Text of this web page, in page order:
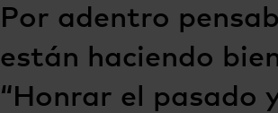
Por adentro
están haciendo
“Honrar el pasado